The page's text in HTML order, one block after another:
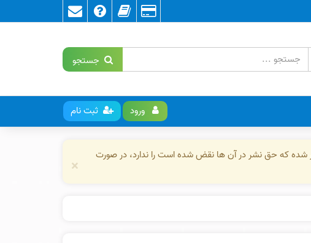
جستجو
ورود ثبت نام
شده که حق نشر در آن ها نقض شده است را ندارد، در صورت
×